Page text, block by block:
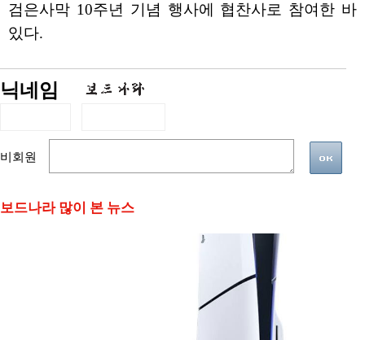
검은사막 10주년 기념 행사에 협찬사로 참여한 바
있다.
닉네임
비회원
보드나라 많이 본 뉴스